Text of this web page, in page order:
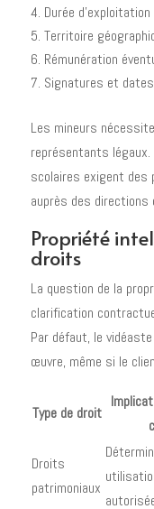
Durée
Territoire
Rémunération
Signatures et dates
Les mineurs
représentants
scolaires exigent des
auprès des directions
Propriété
droits
La question de la
clarification
Par défaut, le
œuvre, même si le
Type de droit
Droits
patrimoniaux